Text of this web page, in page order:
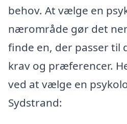
behov. At vælge en
nærområde gør det
finde en, der passer til
krav og præferencer.
ved at vælge en
Sydstrand: